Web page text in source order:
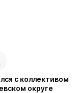
с коллективом
округе